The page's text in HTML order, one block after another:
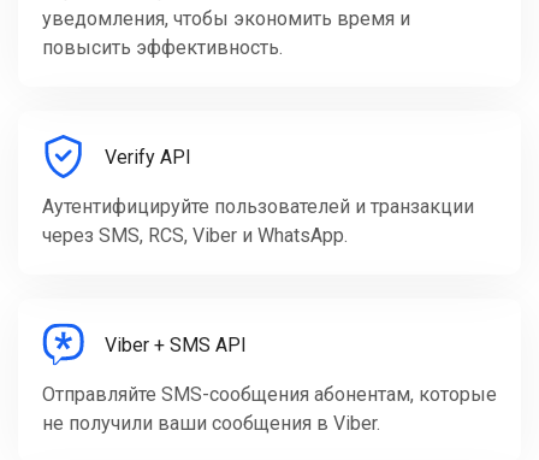
уведомления, чтобы экономить время и
повысить эффективность.
Verify API
Аутентифицируйте пользователей и транзакции
через SMS, RCS, Viber и WhatsApp.
Viber + SMS API
Отправляйте SMS-сообщения абонентам, которые
не получили ваши сообщения в Viber.